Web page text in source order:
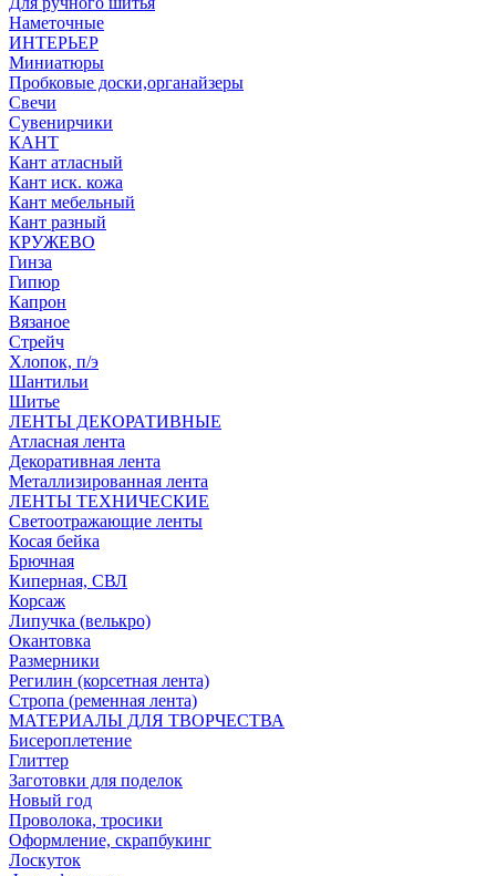
Наметочные
ИНТЕРЬЕР
Миниатюры
Пробковые доски,органайзеры
Свечи
Сувенирчики
КАНТ
Кант атласный
Кант иск. кожа
Кант мебельный
Кант разный
КРУЖЕВО
Гинза
Гипюр
Капрон
Вязаное
Стрейч
Хлопок, п/э
Шантильи
Шитье
ЛЕНТЫ ДЕКОРАТИВНЫЕ
Атласная лента
Декоративная лента
Металлизированная лента
ЛЕНТЫ ТЕХНИЧЕСКИЕ
Светоотражающие ленты
Косая бейка
Брючная
Киперная, СВЛ
Корсаж
Липучка (велькро)
Окантовка
Размерники
Регилин (корсетная лента)
Стропа (ременная лента)
МАТЕРИАЛЫ ДЛЯ ТВОРЧЕСТВА
Бисероплетение
Глиттер
Заготовки для поделок
Новый год
Проволока, тросики
Оформление, скрапбукинг
Лоскуток